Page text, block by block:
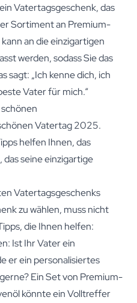
Vatertagsgeschenk, das
Sortiment an Premium-
an die einzigartigen
werden, sodass Sie das
sagt: „Ich kenne dich, ich
Vater für mich.“
Vatertag 2025.
helfen Ihnen, das
seine einzigartige
Vatertagsgeschenks
zu wählen, muss nicht
die Ihnen helfen:
Ist Ihr Vater ein
er ein personalisiertes
Ein Set von Premium-
könnte ein Volltreffer